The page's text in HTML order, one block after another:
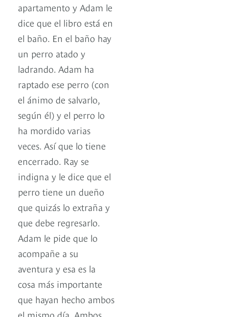
apartamento y Adam le
dice que el libro está en
el baño. En el baño hay
un perro atado y
ladrando. Adam ha
raptado ese perro (con
el ánimo de salvarlo,
según él) y el perro lo
ha mordido varias
veces. Así que lo tiene
encerrado. Ray se
indigna y le dice que el
perro tiene un dueño
que quizás lo extraña y
que debe regresarlo.
Adam le pide que lo
acompañe a su
aventura y esa es la
cosa más importante
que hayan hecho ambos
el mismo día. Ambos